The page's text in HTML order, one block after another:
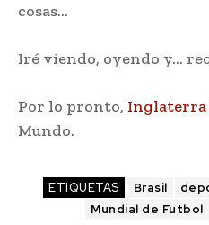
cosas…
Iré viendo, oyendo y…
Por lo pronto, Inglaterra
Mundo.
ETIQUETAS Brasil
Mundial de Futbol